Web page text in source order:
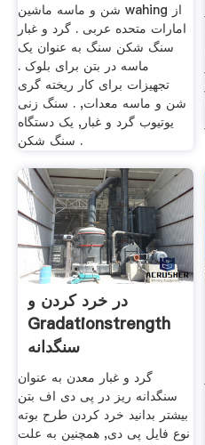
شن و ماسه ماشین wahing از
امارات متحده عربی . گرد و غبار
سنگ شکن سنگ به عنوان یک
ماسه در بتن برای بلوک .
تجهیزات برای کار ریخته گری
شن و ماسه معدات, . سنگ زنی
یوتیوب گرد و غبار, یک دستگاه
سنگ شکن .
در خرد کردن و
Gradationstrength
سنگدانه
گرد و غبار معدن به عنوان
سنگدانه ریز در پی دی اف بتن
بیشتر بدانید خرد کردن طرح بوته
نوع فایل پی دی, همچنین به علت